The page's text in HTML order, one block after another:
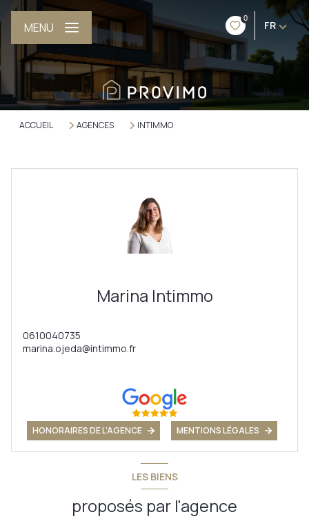
0
FR
MENU
ACCUEIL AGENCES INTIMMO
Marina Intimmo
0610040735
marina.ojeda@intimmo.fr
HONORAIRES DE L'AGENCE MENTIONS LÉGALES
LES BIENS
proposés par l'agence